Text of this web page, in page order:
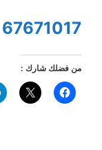
67671017
من فضلك شارك :